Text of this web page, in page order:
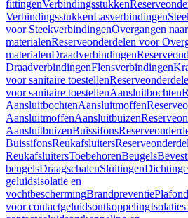
fittingenVerbindingsstukken
VerbindingsstukkenLasverbindingen
voor SteekverbindingenOvergangen
materialenReserveonderdelen voor
materialenDraadverbindingen
DraadverbindingenFlensverbindingen
voor sanitaire toestellen
voor sanitaire toestellenAansluitbochten
AansluitbochtenAansluitmoffen
AansluitmoffenAansluitbuizen
AansluitbuizenBuissifons
BuissifonsReukafsluiters
ReukafsluitersToebehorenBeugels
beugelsDraagschalenSluitingen
geluidsisolatie en
vochtbeschermingBrandpreventie
voor contactgeluidsontkoppeling